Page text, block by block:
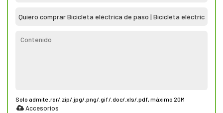
Solo admite .rar/.zip/.jpg/.png/.gif/.doc/.xls/.pdf, máximo 20M
Accesorios